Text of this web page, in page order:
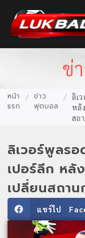
ข่
หน้า
แรก
/ ข่าว
ฟุตบอล
/ ลิเ
หลั
สถ
ลิเวอร์พูลร
เปอร์ลีก หลั
เปลี่ยนสถา
แชร์ไป